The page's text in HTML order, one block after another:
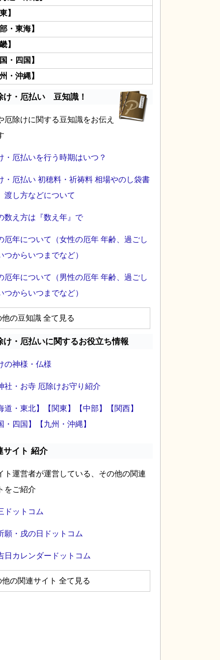
】
・東海】
】
・四国】
・沖縄】
け・厄払い 豆知識！
厄除けに関する豆知識をお伝え
・厄払いを行う時期はいつ？
・厄払い 初穂料・祈祷料 相場やのし袋書
渡し方などについて
数え方は『数え年』で
厄年について（女性の厄年 年齢、過ごし
つからいつまでなど）
厄年について（男性の厄年 年齢、過ごし
つからいつまでなど）
他の豆知識 全て見る
け・厄払いに関するお役立ち情報
の神様・仏様
社・お寺 厄除けお守り紹介
道・東北】 【関東】 【中部】
【関西】
・四国】
【九州・沖縄】
サイト 紹介
ト運営者が運営している、その他の関連
をご紹介
ドットコム
願・戌の日ドットコム
日カレンダードットコム
他の関連サイト 全て見る